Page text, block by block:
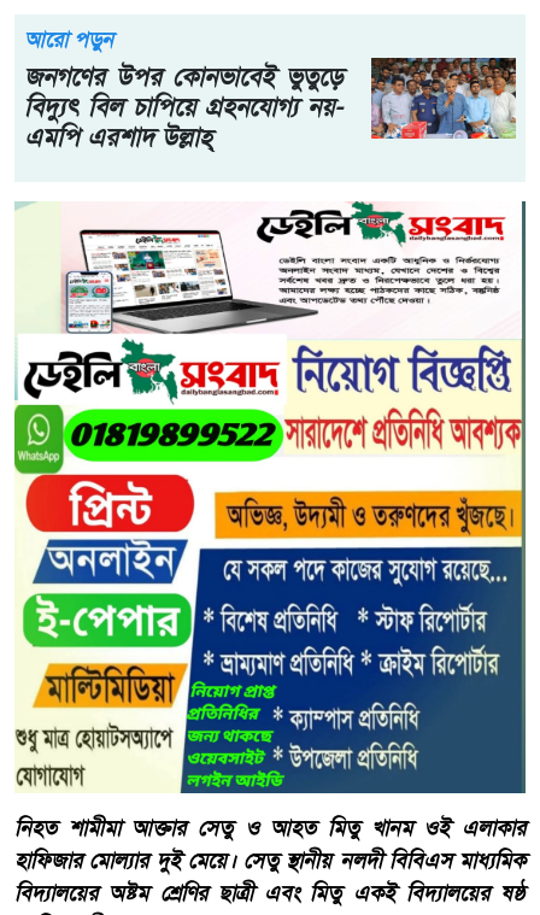
আরো পড়ুন
জনগণের উপর কোনভাবেই ভুতুড়ে
বিদ্যুৎ বিল চাপিয়ে গ্রহনযোগ্য নয়-
এমপি এরশাদ উল্লাহ্
নিহত শামীমা আক্তার সেতু ও আহত মিতু খানম ওই এলাকার
হাফিজার মোল্যার দুই মেয়ে। সেতু স্থানীয় নলদী বিবিএস মাধ্যমিক
বিদ্যালয়ের অষ্টম শ্রেণির ছাত্রী এবং মিতু একই বিদ্যালয়ের ষষ্ঠ